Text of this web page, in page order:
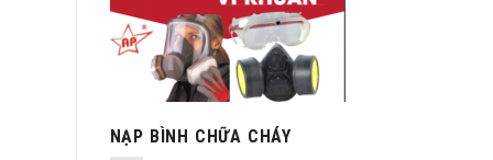
NẠP BÌNH CHỮA CHÁY